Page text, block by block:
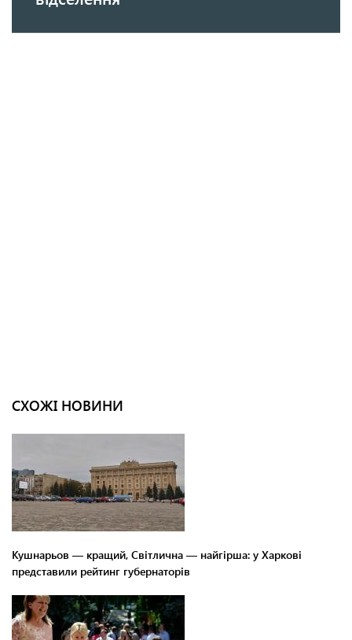
СХОЖІ НОВИНИ
Кушнарьов — кращий, Світлична — найгірша: у Харкові
представили рейтинг губернаторів